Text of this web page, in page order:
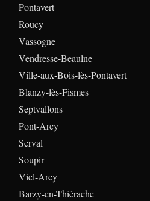
Pontavert
Roucy
Vassogne
Vendresse-Beaulne
Ville-aux-Bois-lès-Pontavert
Blanzy-lès-Fismes
Septvallons
Pont-Arcy
Serval
Soupir
Viel-Arcy
Barzy-en-Thiérache